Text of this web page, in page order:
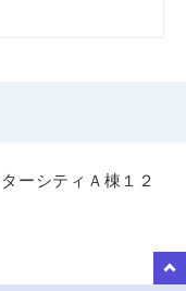
ーシティＡ棟１２